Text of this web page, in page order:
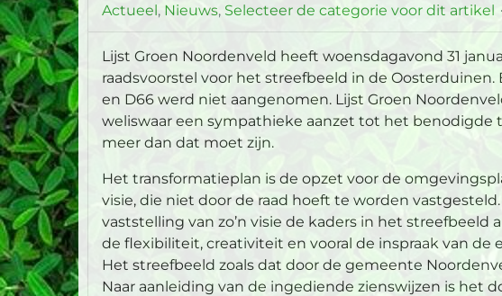
Actueel Nieuws Selecteer de categorie voor dit artikel
Lijst Groen Noordenveld heeft woensdagavond 31
raadsvoorstel voor het streefbeeld in de
en D66 werd niet aangenomen. Lijst Groen
weliswaar een sympathieke aanzet tot het
meer dan dat moet zijn.
Het transformatieplan is de opzet voor de
visie, die niet door de raad hoeft te worden
vaststelling van zo’n visie de kaders in het streefbeeld
de flexibiliteit, creativiteit en vooral de inspraak van de
Het streefbeeld zoals dat door de gemeente
Naar aanleiding van de ingediende zienswijzen is het